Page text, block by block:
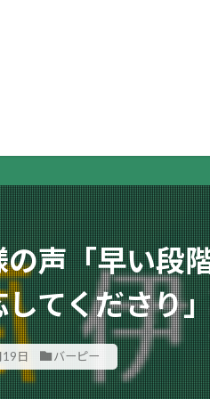
声「早い段
てくださり
日 バーピー